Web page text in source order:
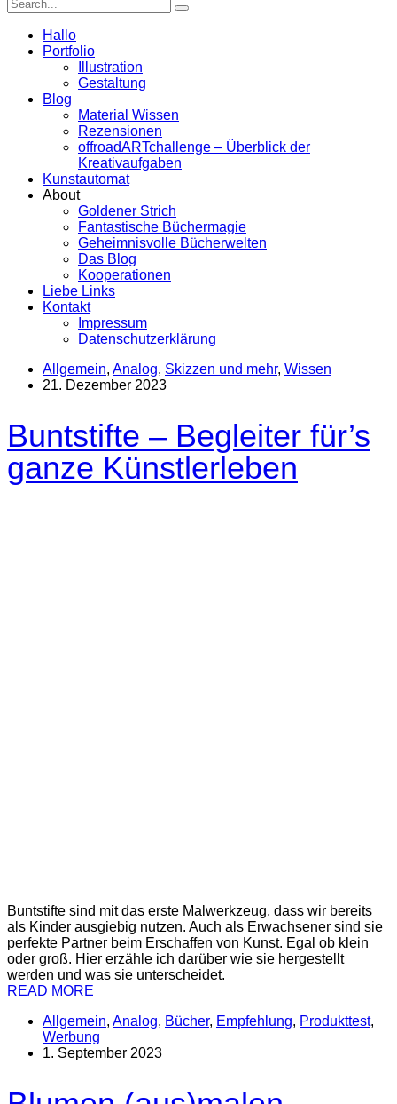
Hallo
Portfolio
Illustration
Gestaltung
Blog
Material Wissen
Rezensionen
offroadARTchallenge – Überblick der
Kreativaufgaben
Kunstautomat
About
Goldener Strich
Fantastische Büchermagie
Geheimnisvolle Bücherwelten
Das Blog
Kooperationen
Liebe Links
Kontakt
Impressum
Datenschutzerklärung
Allgemein, Analog, Skizzen und mehr, Wissen
21. Dezember 2023
Buntstifte – Begleiter für’s
ganze Künstlerleben
Buntstifte sind mit das erste Malwerkzeug, dass wir bereits
als Kinder ausgiebig nutzen. Auch als Erwachsener sind sie
perfekte Partner beim Erschaffen von Kunst. Egal ob klein
oder groß. Hier erzähle ich darüber wie sie hergestellt
werden und was sie unterscheidet.
READ MORE
Allgemein, Analog, Bücher, Empfehlung, Produkttest,
Werbung
1. September 2023